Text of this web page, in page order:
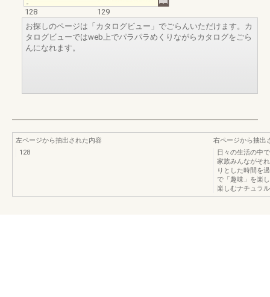
128
129
お探しのページは「カタログビュー」でごらんいただけます。カ
タログビューではweb上でパラパラめくりながらカタログをごら
んになれます。
左ページから抽出された内容
128
右ページから抽出
日々の生活の中
家族みんながそ
りとした時間を
で「趣味」を楽
楽しむナチュラ